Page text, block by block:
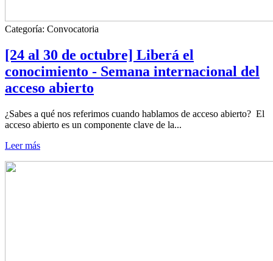
Categoría: Convocatoria
[24 al 30 de octubre] Liberá el
conocimiento - Semana internacional del
acceso abierto
¿Sabes a qué nos referimos cuando hablamos de acceso abierto? El
acceso abierto es un componente clave de la...
Leer más